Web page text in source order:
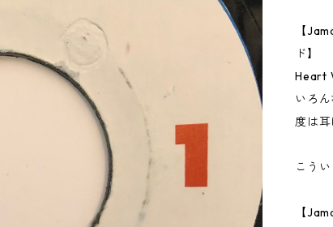
【
ド】
Heart
いろ
度は
こう
【